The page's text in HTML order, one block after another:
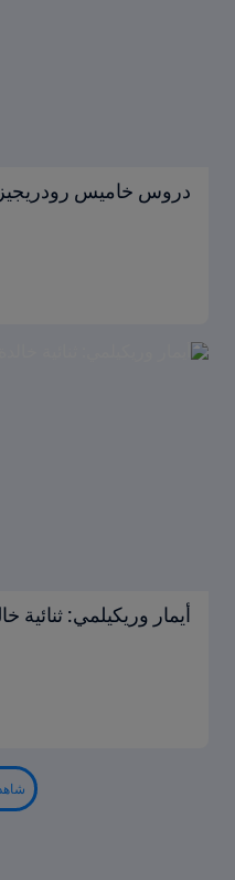
دروس خاميس رودريجيز
أيمار وريكيلمي: ثنائية